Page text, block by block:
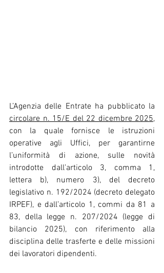
circolare n. 15/E del 22 dicembre 2025,
con la quale fornisce le istruzioni
operative agli Uffici, per garantirne
l’uniformità di azione, sulle novità
introdotte dall’articolo 3, comma 1,
lettera b), numero 3), del decreto
legislativo n. 192/2024 (decreto delegato
IRPEF), e dall’articolo 1, commi da 81 a
83, della legge n. 207/2024 (legge di
bilancio 2025), con riferimento alla
disciplina delle trasferte e delle missioni
dei lavoratori dipendenti.